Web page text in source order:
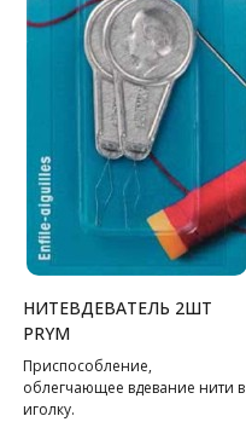
НИТЕВДЕВАТЕЛЬ 2ШТ
PRYM
Приспособление,
облегчающее вдевание нити в
иголку.